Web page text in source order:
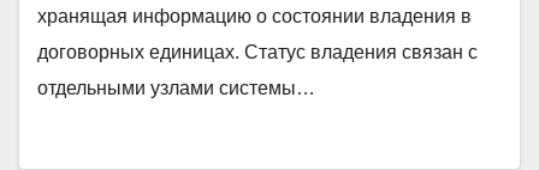
хранящая информацию о состоянии владения в
договорных единицах. Статус владения связан с
отдельными узлами системы…